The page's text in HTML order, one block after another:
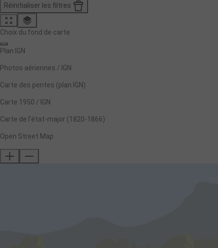
Réinitialiser les filtres
Choix du fond de carte
Plan IGN
Photos aériennes / IGN
Carte des pentes (plan IGN)
Carte 1950 / IGN
Carte de l'état-major (1820-1866)
Open Street Map